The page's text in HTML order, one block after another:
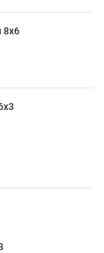
8х6